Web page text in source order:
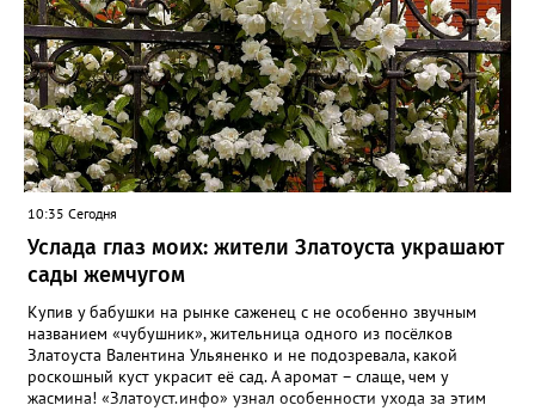
10:35 Сегодня
Услада глаз моих: жители Златоуста украшают
сады жемчугом
Купив у бабушки на рынке саженец с не особенно звучным
названием «чубушник», жительница одного из посёлков
Златоуста Валентина Ульяненко и не подозревала, какой
роскошный куст украсит её сад. А аромат – слаще, чем у
жасмина! «Златоуст.инфо» узнал особенности ухода за этим